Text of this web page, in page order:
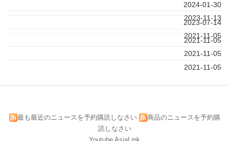
2024-01-30
2023-11-13
2023-07-14
2021-11-05
2021-11-05
2021-11-05
2021-11-05
最も最近のニュースを予約購読しなさい
商品のニュースを予約購
読しなさい